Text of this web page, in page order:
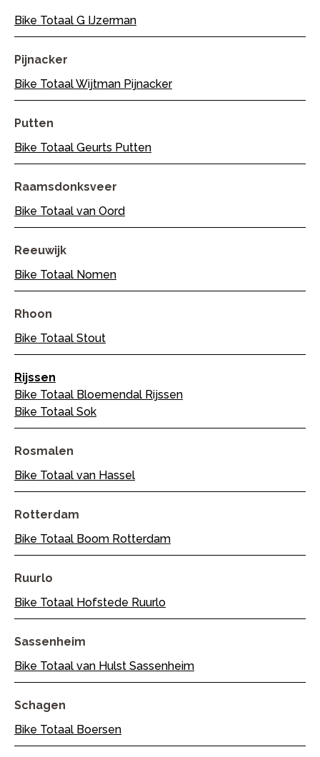
Bike Totaal G IJzerman
Pijnacker
Bike Totaal Wijtman Pijnacker
Putten
Bike Totaal Geurts Putten
Raamsdonksveer
Bike Totaal van Oord
Reeuwijk
Bike Totaal Nomen
Rhoon
Bike Totaal Stout
Rijssen
Bike Totaal Bloemendal Rijssen
Bike Totaal Sok
Rosmalen
Bike Totaal van Hassel
Rotterdam
Bike Totaal Boom Rotterdam
Ruurlo
Bike Totaal Hofstede Ruurlo
Sassenheim
Bike Totaal van Hulst Sassenheim
Schagen
Bike Totaal Boersen